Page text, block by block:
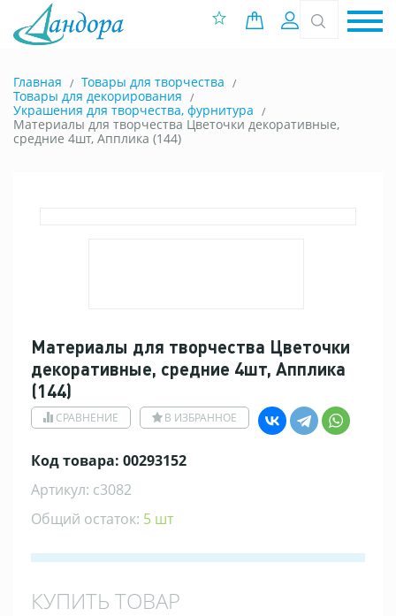
0 позиций
Вход
Главная
Товары для творчества
Товары для декорирования
Украшения для творчества, фурнитура
Материалы для творчества Цветочки декоративные,
средние 4шт, Апплика (144)
Материалы для творчества Цветочки
декоративные, средние 4шт, Апплика
(144)
СРАВНЕНИЕ В ИЗБРАННОЕ
Код товара: 00293152
Артикул: с3082
Общий остаток: 5 шт
КУПИТЬ ТОВАР